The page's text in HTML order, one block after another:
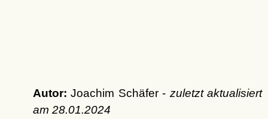
Autor: Joachim Schäfer - zuletzt aktualisiert
am 28.01.2024